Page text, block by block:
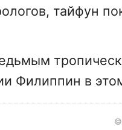
тайфун
Филиппин в
©